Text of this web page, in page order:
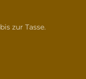
zur Tasse.